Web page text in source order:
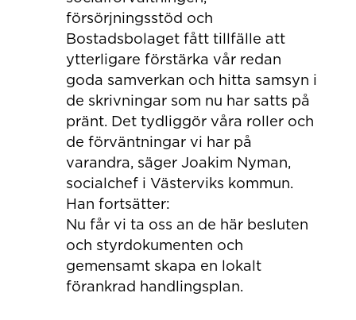
försörjningsstöd och
Bostadsbolaget fått tillfälle att
ytterligare förstärka vår redan
goda samverkan och hitta samsyn i
de skrivningar som nu har satts på
pränt. Det tydliggör våra roller och
de förväntningar vi har på
varandra, säger Joakim Nyman,
socialchef i Västerviks kommun.
Han fortsätter:
Nu får vi ta oss an de här besluten
och styrdokumenten och
gemensamt skapa en lokalt
förankrad handlingsplan.